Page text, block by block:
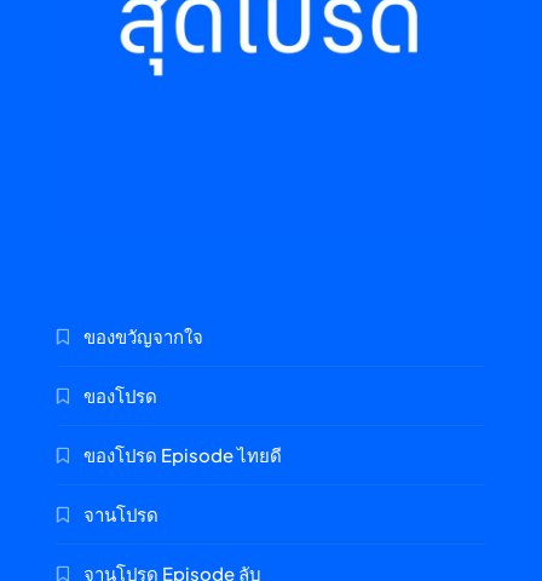
ของขวัญจากใจ
ของโปรด
ของโปรด Episode ไทยดี
จานโปรด
จานโปรด Episode ลับ